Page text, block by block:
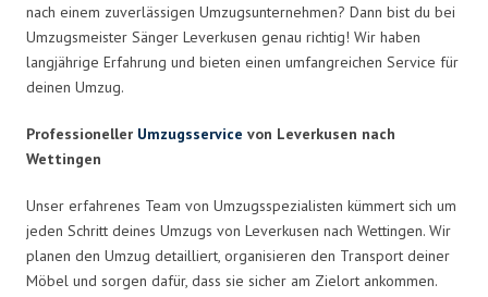
nach einem zuverlässigen Umzugsunternehmen? Dann bist du bei
Umzugsmeister Sänger Leverkusen genau richtig! Wir haben
langjährige Erfahrung und bieten einen umfangreichen Service für
deinen Umzug.
Professioneller Umzugsservice von Leverkusen nach
Wettingen
Unser erfahrenes Team von Umzugsspezialisten kümmert sich um
jeden Schritt deines Umzugs von Leverkusen nach Wettingen. Wir
planen den Umzug detailliert, organisieren den Transport deiner
Möbel und sorgen dafür, dass sie sicher am Zielort ankommen.